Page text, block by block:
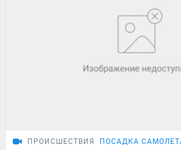
ПРОИСШЕСТВИЯ ПОСАДКА